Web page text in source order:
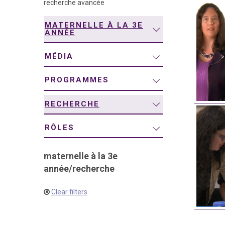
recherche avancée
MATERNELLE À LA 3E
ANNÉE
MÉDIA
PROGRAMMES
RECHERCHE
RÔLES
maternelle à la 3e
année/recherche
Clear filters